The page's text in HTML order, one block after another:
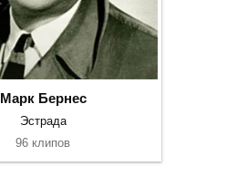
Марк Бернес
Эстрада
96 клипов